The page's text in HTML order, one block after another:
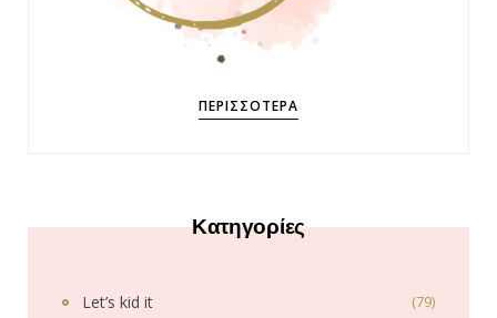
ΠΕΡΙΣΣΌΤΕΡΑ
Κατηγορίες
Let’s kid it (79)